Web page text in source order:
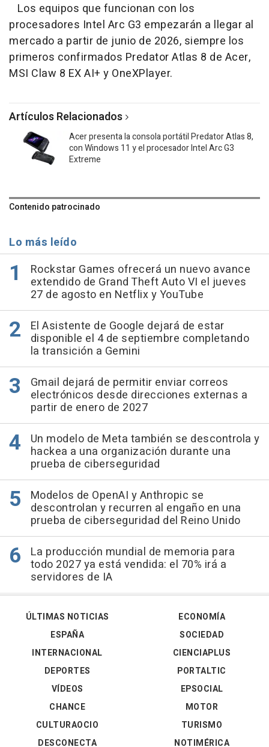
Los equipos que funcionan con los
procesadores Intel Arc G3 empezarán a llegar al
mercado a partir de junio de 2026, siempre los
primeros confirmados Predator Atlas 8 de Acer,
MSI Claw 8 EX AI+ y OneXPlayer.
Artículos Relacionados
Acer presenta la consola portátil Predator Atlas 8,
con Windows 11 y el procesador Intel Arc G3
Extreme
Contenido patrocinado
Lo más leído
Rockstar Games ofrecerá un nuevo avance
extendido de Grand Theft Auto VI el jueves
27 de agosto en Netflix y YouTube
El Asistente de Google dejará de estar
disponible el 4 de septiembre completando
la transición a Gemini
Gmail dejará de permitir enviar correos
electrónicos desde direcciones externas a
partir de enero de 2027
Un modelo de Meta también se descontrola y
hackea a una organización durante una
prueba de ciberseguridad
Modelos de OpenAI y Anthropic se
descontrolan y recurren al engaño en una
prueba de ciberseguridad del Reino Unido
La producción mundial de memoria para
todo 2027 ya está vendida: el 70% irá a
servidores de IA
ÚLTIMAS NOTICIAS
ESPAÑA
INTERNACIONAL
DEPORTES
VÍDEOS
ECONOMÍA
SOCIEDAD
CIENCIAPLUS
PORTALTIC
EPSOCIAL
CHANCE
CULTURAOCIO
DESCONECTA
MOTOR
TURISMO
NOTIMÉRICA